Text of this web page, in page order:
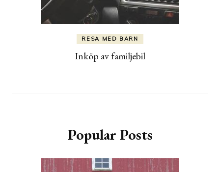
RESA MED BARN
Inköp av familjebil
Popular Posts